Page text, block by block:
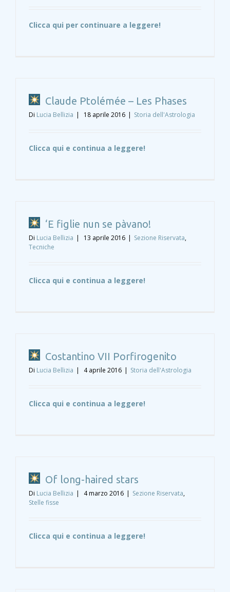
Clicca qui per continuare a leggere!
Claude Ptolémée – Les Phases
Di Lucia Bellizia | 18 aprile 2016 | Storia dell'Astrologia
Clicca qui e continua a leggere!
‘E figlie nun se pàvano!
Di Lucia Bellizia | 13 aprile 2016 | Sezione Riservata,
Tecniche
Clicca qui e continua a leggere!
Costantino VII Porfirogenito
Di Lucia Bellizia | 4 aprile 2016 | Storia dell'Astrologia
Clicca qui e continua a leggere!
Of long-haired stars
Di Lucia Bellizia | 4 marzo 2016 | Sezione Riservata,
Stelle fisse
Clicca qui e continua a leggere!